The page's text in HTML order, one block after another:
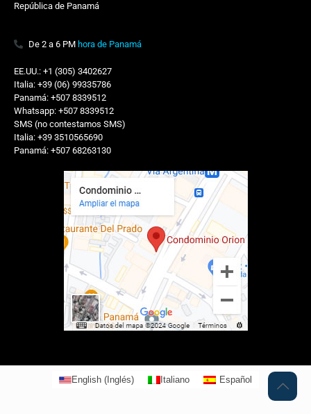
República de Panamá
De 2 a 6 PM hora de Panamá
EE.UU.: +1 (305) 3402627
Italia: +39 (06) 99335786
Panamá: +507 8339512
Whatsapp: +507 8339512
SMS (no contestamos SMS)
Italia: +39 3510565690
Panamá: +507 68263130
English(Inglés) Italiano Español